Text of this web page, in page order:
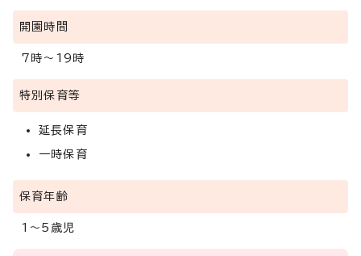
開園時間
7時～19時
特別保育等
延長保育
一時保育
保育年齢
1～5歳児